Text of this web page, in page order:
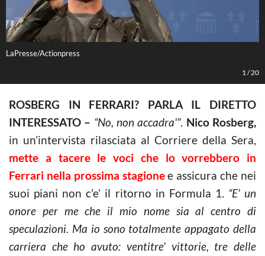
LaPresse/Actionpress
1 /20
ROSBERG IN FERRARI? PARLA IL DIRETTO
INTERESSATO – “No, non accadra'”. Nico Rosberg,
in un’intervista rilasciata al Corriere della Sera,
mette a tacere le voci che lo vorrebbero in
Ferrari nella prossima stagionee assicura che nei
suoi piani non c’e’ il ritorno in Formula 1. “E’ un
onore per me che il mio nome sia al centro di
speculazioni. Ma io sono totalmente appagato della
carriera che ho avuto: ventitre’ vittorie, tre delle